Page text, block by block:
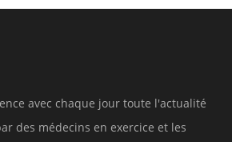
avec chaque jour toute l'actualité
des médecins en exercice et les